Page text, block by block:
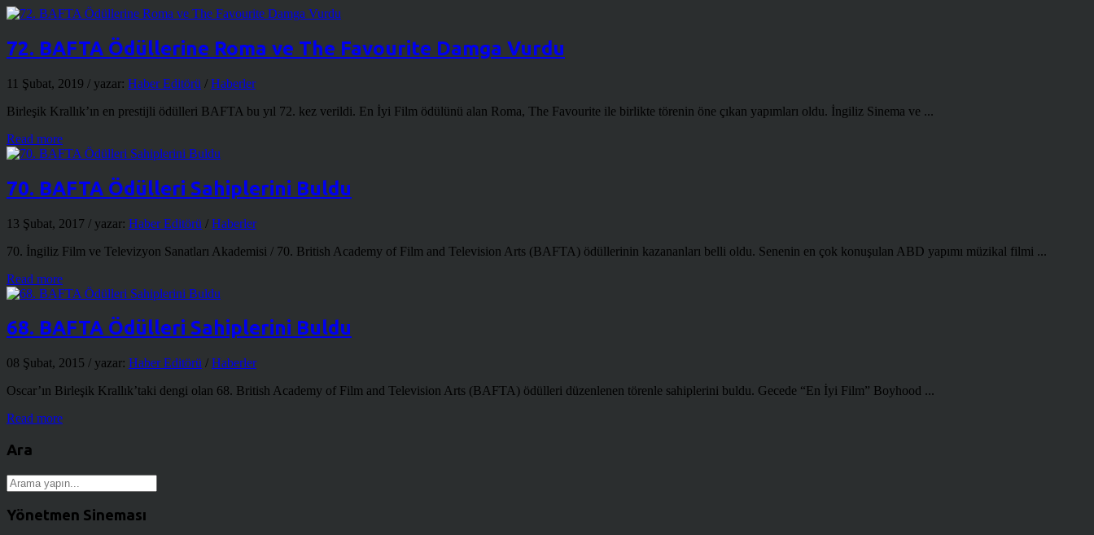
72. BAFTA Ödüllerine Roma ve The Favourite Damga Vurdu
11 Şubat, 2019 / yazar: Haber Editörü / Haberler
Birleşik Krallık’ın en prestijli ödülleri BAFTA bu yıl 72. kez verildi. En İyi Film ödülünü alan Roma, The Favourite ile birlikte törenin öne çıkan yapımları oldu. İngiliz Sinema ve ...
Read more
70. BAFTA Ödülleri Sahiplerini Buldu
13 Şubat, 2017 / yazar: Haber Editörü / Haberler
70. İngiliz Film ve Televizyon Sanatları Akademisi / 70. British Academy of Film and Television Arts (BAFTA) ödüllerinin kazananları belli oldu. Senenin en çok konuşulan ABD yapımı müzikal filmi ...
Read more
68. BAFTA Ödülleri Sahiplerini Buldu
08 Şubat, 2015 / yazar: Haber Editörü / Haberler
Oscar’ın Birleşik Krallık’taki dengi olan 68. British Academy of Film and Television Arts (BAFTA) ödülleri düzenlenen törenle sahiplerini buldu. Gecede “En İyi Film” Boyhood ...
Read more
Ara
Yönetmen Sineması